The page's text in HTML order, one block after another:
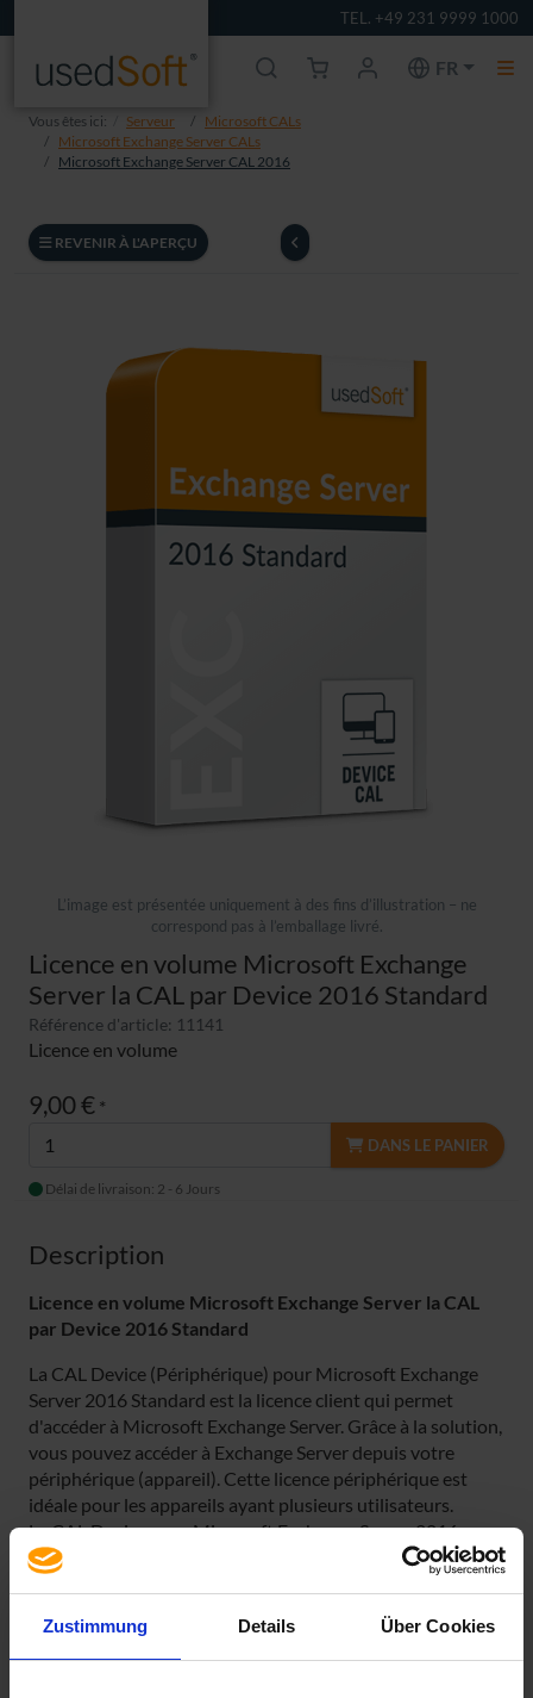
Zustimmung Details Über Cookies
TEL. +49 231 9999 1000
FR
Vous êtes ici: Serveur
Microsoft CALs
Microsoft Exchange Server CALs
Microsoft Exchange Server CAL 2016
REVENIR À L'APERÇU
L’image est présentée uniquement à des fins d’illustration – ne
correspond pas à l’emballage livré.
Licence en volume Microsoft Exchange
Server la CAL par Device 2016 Standard
Référence d'article: 11141
Licence en volume
9,00 € *
DANS LE PANIER
Délai de livraison: 2 - 6 Jours
Description
Licence en volume Microsoft Exchange Server la CAL
par Device 2016 Standard
La CAL Device (Périphérique) pour Microsoft Exchange
Server 2016 Standard est la licence client qui permet
d'accéder à Microsoft Exchange Server. Grâce à la solution,
vous pouvez accéder à Exchange Server depuis votre
périphérique (appareil). Cette licence périphérique est
idéale pour les appareils ayant plusieurs utilisateurs.
La CAL Device pour Microsoft Exchange Server 2016
Standard vous permet d'utiliser les fonctions d'Exchange